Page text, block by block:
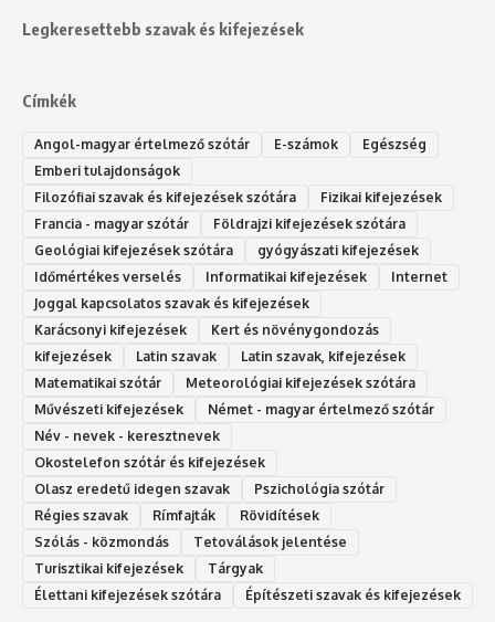
Legkeresettebb szavak és kifejezések
Címkék
Angol-magyar értelmező szótár E-számok
Egészség
Emberi tulajdonságok
Filozófiai szavak és kifejezések szótára
Fizikai kifejezések
Francia - magyar szótár
Földrajzi kifejezések szótára
Geológiai kifejezések szótára
gyógyászati kifejezések
Időmértékes verselés
Informatikai kifejezések
Internet
Joggal kapcsolatos szavak és kifejezések
Karácsonyi kifejezések
Kert és növénygondozás
kifejezések
Latin szavak
Latin szavak, kifejezések
Matematikai szótár
Meteorológiai kifejezések szótára
Művészeti kifejezések
Német - magyar értelmező szótár
Név - nevek - keresztnevek
Okostelefon szótár és kifejezések
Olasz eredetű idegen szavak
Ps‮gólohciz‬ia s‮átóz‬r
Régies szavak
Rímfajták
Rövidítések
Szólás - közmondás
Tetoválások jelentése
Turisztikai kifejezések
Tárgyak
Élettani kifejezések szótára
Építészeti szavak és kifejezések